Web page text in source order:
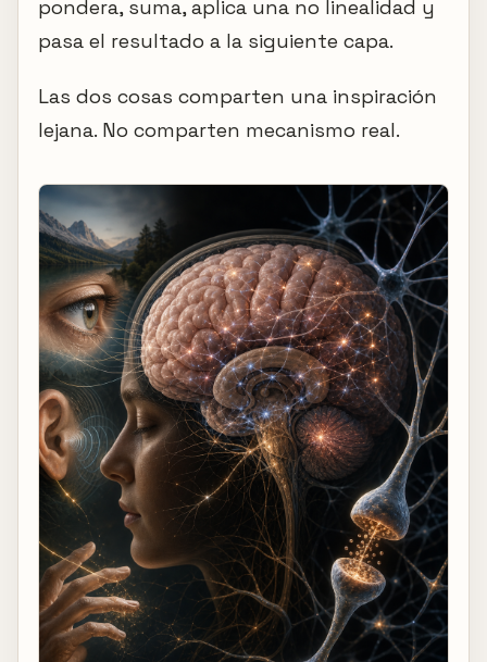
pondera, suma, aplica una no linealidad y
pasa el resultado a la siguiente capa.
Las dos cosas comparten una inspiración
lejana. No comparten mecanismo real.